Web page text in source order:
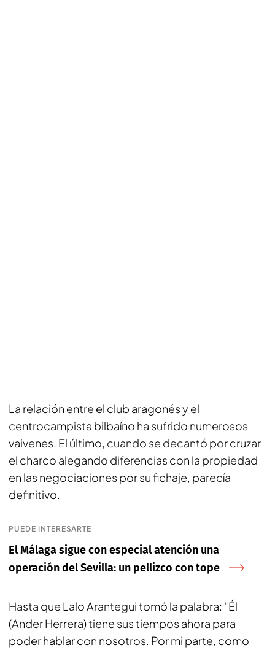
La relación entre el club aragonés y el
centrocampista bilbaíno ha sufrido numerosos
vaivenes. El último, cuando se decantó por cruzar
el charco alegando diferencias con la propiedad
en las negociaciones por su fichaje, parecía
definitivo.
PUEDE INTERESARTE
El Málaga sigue con especial atención una
operación del Sevilla: un pellizco con tope
Hasta que Lalo Arantegui tomó la palabra: "Él
(Ander Herrera) tiene sus tiempos ahora para
poder hablar con nosotros. Por mi parte, como